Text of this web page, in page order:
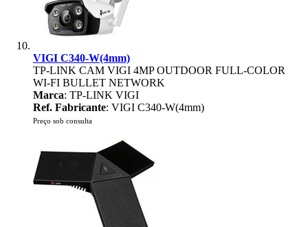
VIGI C340-W(4mm)
TP-LINK CAM VIGI 4MP OUTDOOR FULL-COLOR
WI-FI BULLET NETWORK
Marca: TP-LINK VIGI
Ref. Fabricante: VIGI C340-W(4mm)
Preço sob consulta